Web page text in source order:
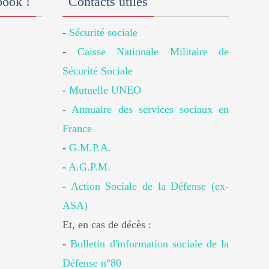
- Sécurité sociale
- Caisse Nationale Militaire de
Sécurité Sociale
-Mutuelle UNEO
-Annuaire des services sociaux en
France
-G.M.P.A.
-A.G.P.M.
- Action Sociale de la Défense (ex-
ASA)
Et, en cas de décès :
-Bulletin d'information sociale de la
Défense n°80